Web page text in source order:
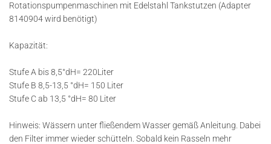
Rotationspumpenmaschinen mit Edelstahl Tankstutzen (Adapter
8140904 wird benötigt)
Kapazität:
Stufe A bis 8,5°dH= 220Liter
Stufe B 8,5-13,5 °dH= 150 Liter
Stufe C ab 13,5 °dH= 80 Liter
Hinweis: Wässern unter fließendem Wasser gemäß Anleitung. Dabei
den Filter immer wieder schütteln. Sobald kein Rasseln mehr